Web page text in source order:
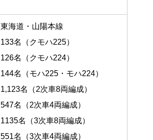
東海道・山陽本線
133名（クモハ225）
126名（クモハ224）
144名（モハ225・モハ224）
1,123名（2次車8両編成）
547名（2次車4両編成）
1135名（3次車8両編成）
551名（3次車4両編成）